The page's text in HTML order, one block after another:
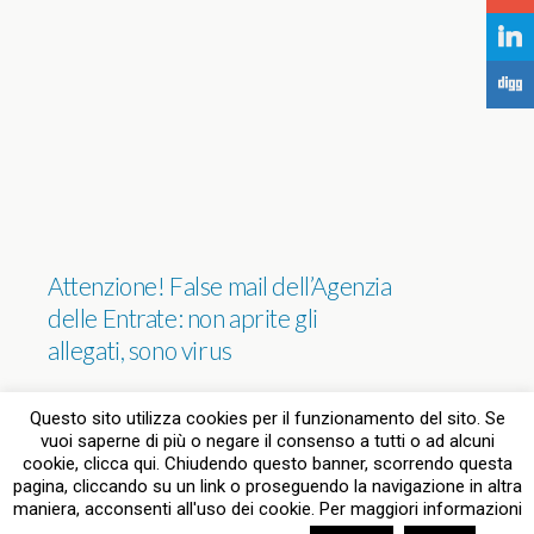
Attenzione! False mail dell’Agenzia
delle Entrate: non aprite gli
allegati, sono virus
Torna su
Questo sito utilizza cookies per il funzionamento del sito. Se
vuoi saperne di più o negare il consenso a tutti o ad alcuni
cookie, clicca qui. Chiudendo questo banner, scorrendo questa
pagina, cliccando su un link o proseguendo la navigazione in altra
maniera, acconsenti all'uso dei cookie. Per maggiori informazioni
j
F